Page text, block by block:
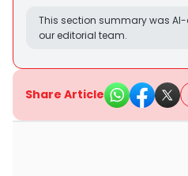
This section summary was
our editorial team.
Share Article